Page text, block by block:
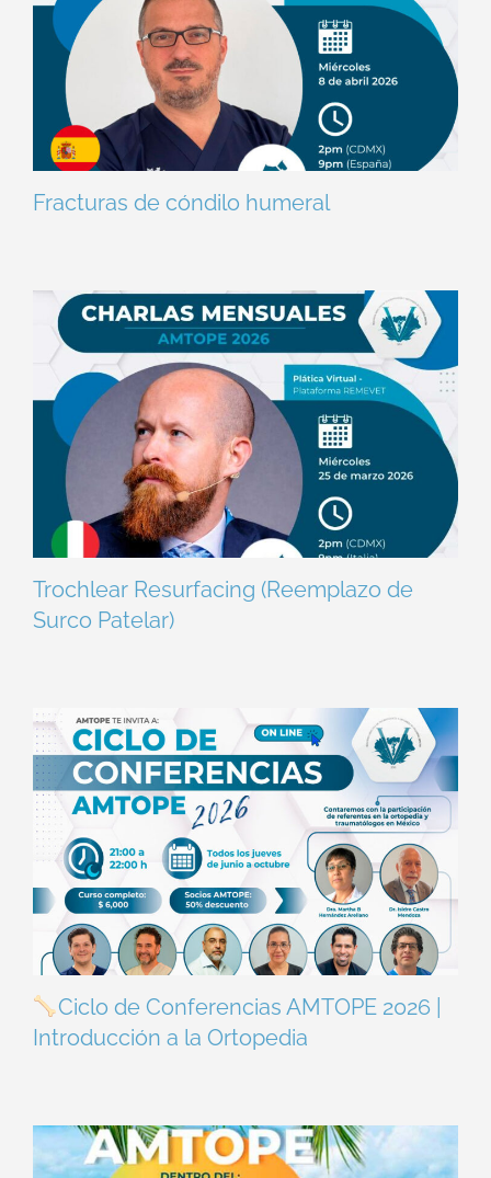
Fracturas de cóndilo humeral
Trochlear Resurfacing (Reemplazo de
Surco Patelar)
Ciclo de Conferencias AMTOPE 2026 |
Introducción a la Ortopedia